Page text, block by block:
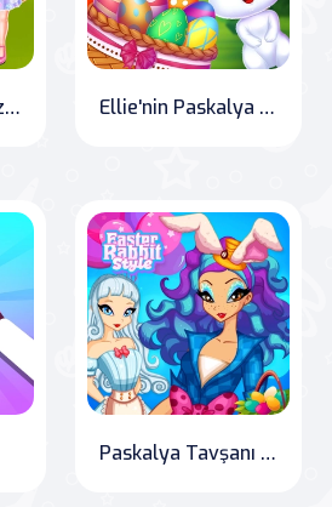
En İyi Arkadaş Gizli ve Süslü Yumurta Ellie'nin Paskalya Macerası
Paskalya Tavşanı Stili